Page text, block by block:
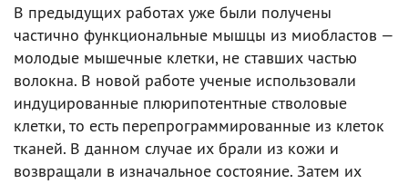
В предыдущих работах уже были получены
частично функциональные мышцы из миобластов —
молодые мышечные клетки, не ставших частью
волокна. В новой работе ученые использовали
индуцированные плюрипотентные стволовые
клетки, то есть перепрограммированные из клеток
тканей. В данном случае их брали из кожи и
возвращали в изначальное состояние. Затем их